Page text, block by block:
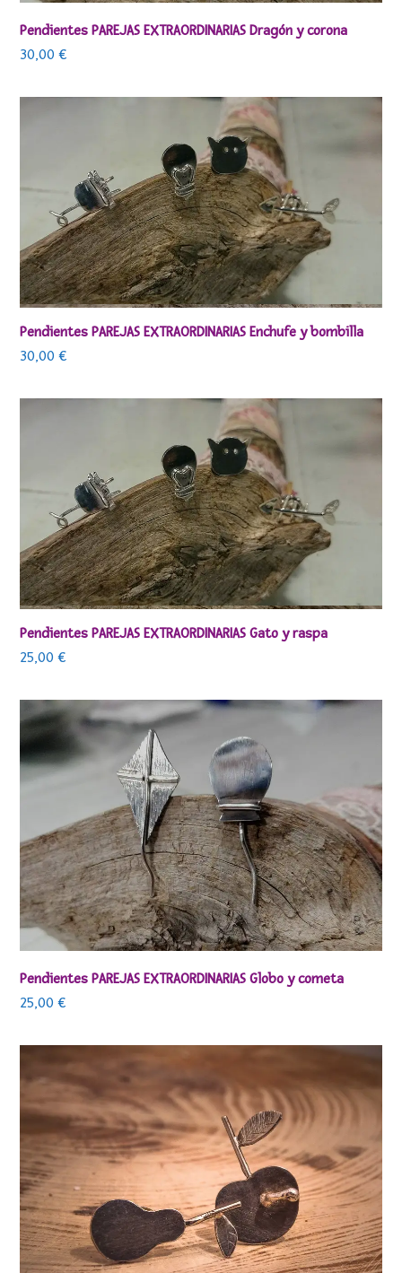
Pendientes PAREJAS EXTRAORDINARIAS Dragón y corona
30,00€
Pendientes PAREJAS EXTRAORDINARIAS Enchufe y bombilla
30,00€
Pendientes PAREJAS EXTRAORDINARIAS Gato y raspa
25,00€
Pendientes PAREJAS EXTRAORDINARIAS Globo y cometa
25,00€